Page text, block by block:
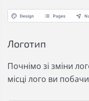
Логотип
Почнімо зі зміни
місці лого ви